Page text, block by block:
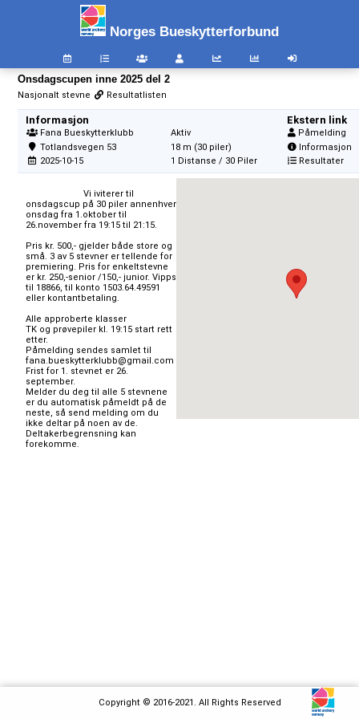
Norges Bueskytterforbund
Onsdagscupen inne 2025 del 2
Nasjonalt stevne Resultatlisten
Informasjon
Fana Bueskytterklubb
Totlandsvegen 53
2025-10-15
Aktiv
18 m (30 piler)
1 Distanse / 30 Piler
Ekstern link
Påmelding
Informasjon
Resultater
                        Vi iviterer til
onsdagscup på 30 piler annenhver
onsdag fra 1.oktober til
26.november fra 19:15 til 21:15.
Pris kr. 500,- gjelder både store og
små. 3 av 5 stevner er tellende for
premiering. Pris for enkeltstevne
er kr. 250,-senior /150,- junior. Vipps
til 18866, til konto 1503.64.49591
eller kontantbetaling.
Alle approberte klasser
TK og prøvepiler kl. 19:15 start rett
etter.
Påmelding sendes samlet til
fana.bueskytterklubb@gmail.com
Frist for 1. stevnet er 26.
september.
Melder du deg til alle 5 stevnene
er du automatisk påmeldt på de
neste, så send melding om du
ikke deltar på noen av de.
Deltakerbegrensning kan
forekomme.
Copyright © 2016-2021. All Rights Reserved